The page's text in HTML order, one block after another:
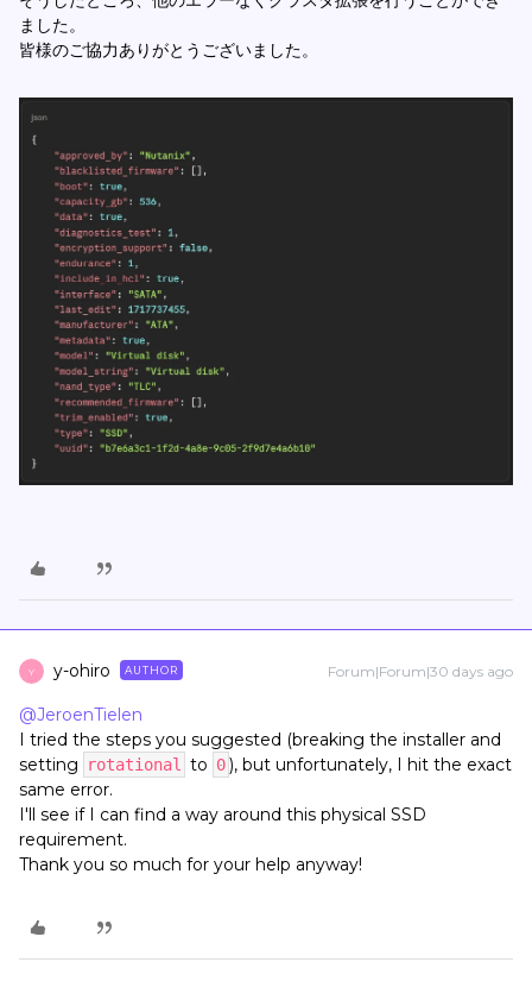
ました。
皆様のご協力ありがとうございました。
Y y-ohiro AUTHOR Forum|Forum|30 days ago
@JeroenTielen
I tried the steps you suggested (breaking the installer and
setting
rotational to 0), but unfortunately, I hit the exact
same error.
I'll see if I can find a way around this physical SSD
requirement.
Thank you so much for your help anyway!